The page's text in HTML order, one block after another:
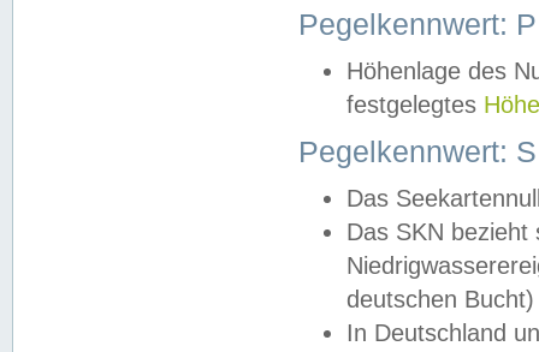
Pegelkennwert:
Höhenlage des
festgelegtes
Pegelkennwert:
Das
Das SKN
deutschen
In Deutschland